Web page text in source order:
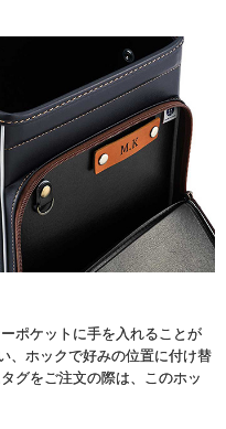
ポケットに手を入れることが
、ホックで好みの位置に付け替
グをご注文の際は、このホッ